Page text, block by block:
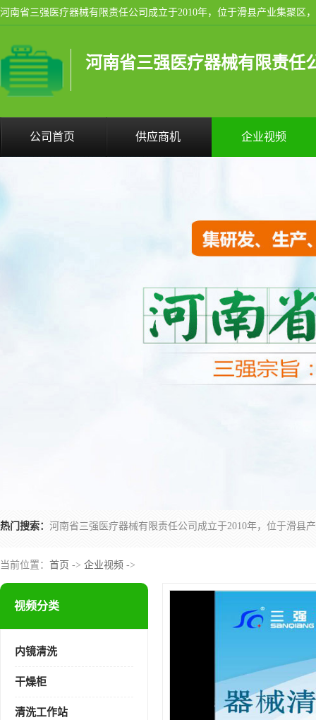
河南省三强医疗器械有限责任
公司首页 供应商机 企业视频
热门搜索：
当前位置： 首页 -> 企业视频 ->
视频分类
内镜清洗
干燥柜
清洗工作站